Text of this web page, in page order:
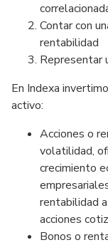
Contar con
rentabilidad
Representar
En Indexa
activo:
Acciones o
volatilidad,
crecimiento
rentabilidad
acciones
Bonos o